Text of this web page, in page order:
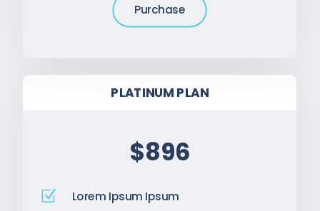
Purchase
PLATINUM PLAN
$896
Z Lorem Ipsum Ipsum